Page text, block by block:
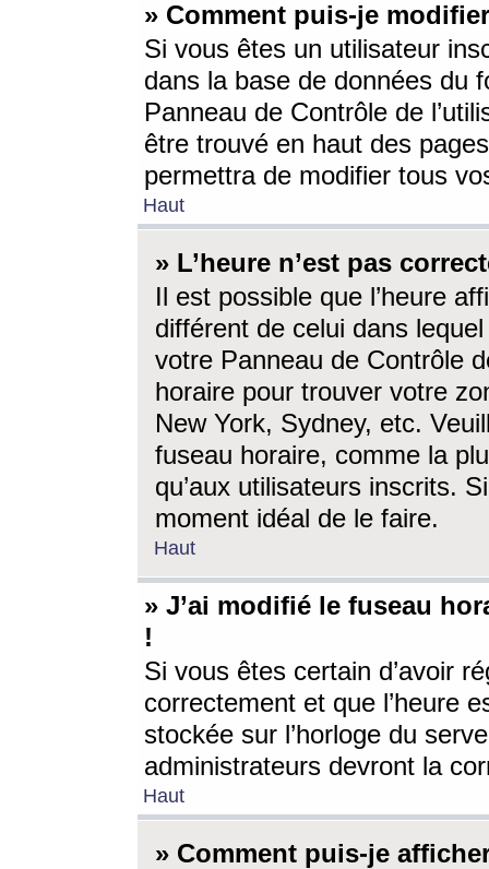
» Comment puis-je
Si vous êtes un utilisateur
dans la base de données du
Panneau de Contrôle de
être trouvé en haut des
permettra de modifier tous
Haut
» L’heure n’est pas
Il est possible que l’heure
différent de celui dans
votre Panneau de Contrôle
horaire pour trouver votre
New York, Sydney, etc.
fuseau horaire, comme la
qu’aux utilisateurs inscrits.
moment idéal de le faire.
Haut
» J’ai modifié le fuseau
!
Si vous êtes certain d’avoir
correctement et que l’heure
stockée sur l’horloge du
administrateurs devront la
Haut
» Comment puis-je